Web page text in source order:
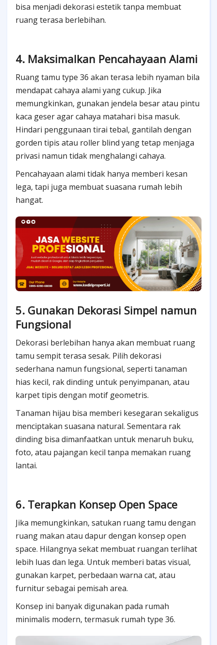
bisa menjadi dekorasi estetik tanpa membuat
ruang terasa berlebihan.
4. Maksimalkan Pencahayaan Alami
Ruang tamu type 36 akan terasa lebih nyaman bila
mendapat cahaya alami yang cukup. Jika
memungkinkan, gunakan jendela besar atau pintu
kaca geser agar cahaya matahari bisa masuk.
Hindari penggunaan tirai tebal, gantilah dengan
gorden tipis atau roller blind yang tetap menjaga
privasi namun tidak menghalangi cahaya.
Pencahayaan alami tidak hanya memberi kesan
lega, tapi juga membuat suasana rumah lebih
hangat.
5. Gunakan Dekorasi Simpel namun
Fungsional
Dekorasi berlebihan hanya akan membuat ruang
tamu sempit terasa sesak. Pilih dekorasi
sederhana namun fungsional, seperti tanaman
hias kecil, rak dinding untuk penyimpanan, atau
karpet tipis dengan motif geometris.
Tanaman hijau bisa memberi kesegaran sekaligus
menciptakan suasana natural. Sementara rak
dinding bisa dimanfaatkan untuk menaruh buku,
foto, atau pajangan kecil tanpa memakan ruang
lantai.
6. Terapkan Konsep Open Space
Jika memungkinkan, satukan ruang tamu dengan
ruang makan atau dapur dengan konsep open
space. Hilangnya sekat membuat ruangan terlihat
lebih luas dan lega. Untuk memberi batas visual,
gunakan karpet, perbedaan warna cat, atau
furnitur sebagai pemisah area.
Konsep ini banyak digunakan pada rumah
minimalis modern, termasuk rumah type 36.